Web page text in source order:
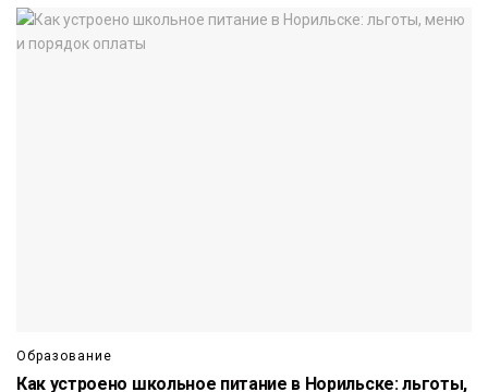
Образование
Как устроено школьное питание в Норильске: льготы,